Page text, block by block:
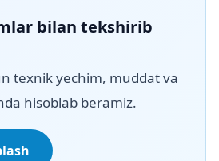
bilan tekshirib
texnik yechim, muddat va
hisoblab beramiz.